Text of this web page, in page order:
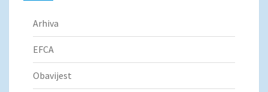
Arhiva
EFCA
Obavijest